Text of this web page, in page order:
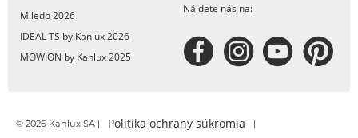
Miledo 2026
IDEAL TS by Kanlux 2026
MOWION by Kanlux 2025
Nájdete nás na:
© 2026 Kanlux SA | Politika ochrany súkromia |